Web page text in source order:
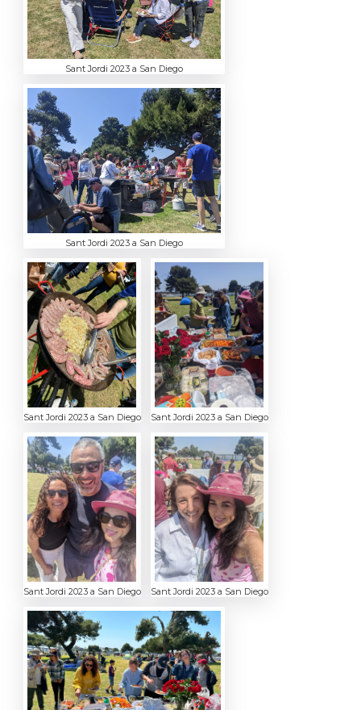
Sant Jordi 2023 a San Diego
Sant Jordi 2023 a San Diego
Sant Jordi 2023 a San Diego Sant Jordi 2023 a San Diego
Sant Jordi 2023 a San Diego Sant Jordi 2023 a San Diego